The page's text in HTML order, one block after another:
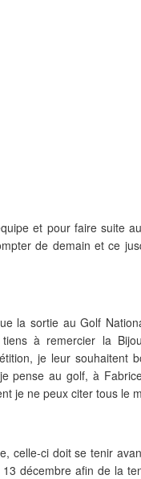
et pour faire suite
de demain et ce
la sortie au Golf
à remercier la
je leur souhaitent
pense au golf, à
je ne peux citer tous le
celle-ci doit se tenir
13 décembre afin de la